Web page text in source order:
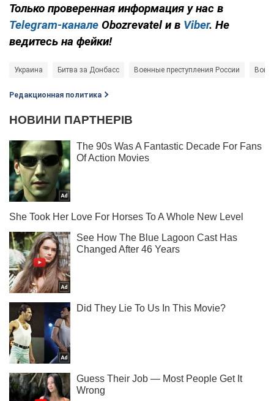
Только проверенная информация у нас в
Telegram-канале Obozrevatel и в Viber. Не
ведитесь на фейки!
Украина Битва за Донбасс Военные преступления России
Редакционная политика